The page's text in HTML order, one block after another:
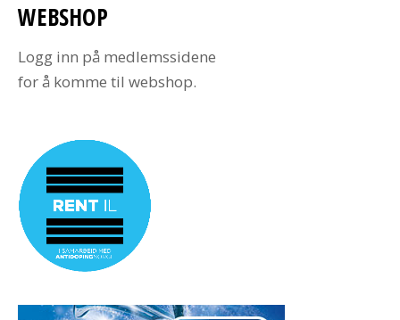
WEBSHOP
Logg inn på medlemssidene
for å komme til webshop.